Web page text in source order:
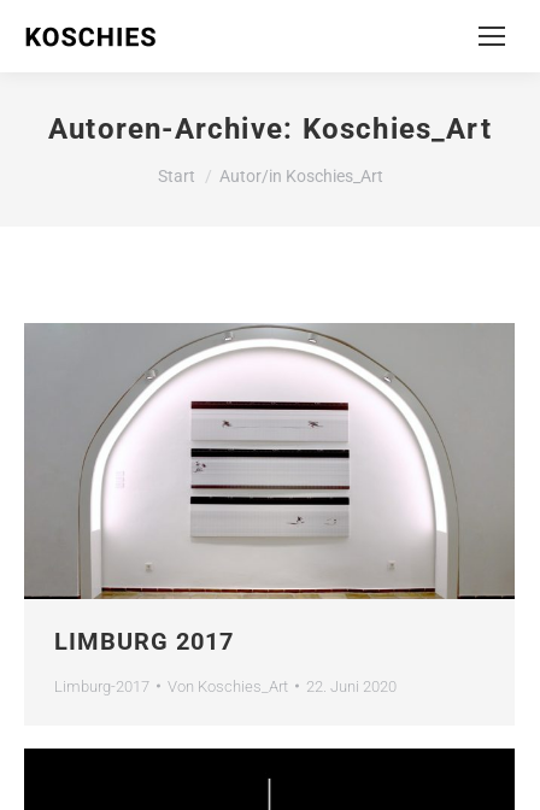
Autoren-Archive: Koschies_Art
Sie befinden sich hier:
Start Autor/in Koschies_Art
LIMBURG 2017
Limburg-2017 Von Koschies_Art 22. Juni 2020